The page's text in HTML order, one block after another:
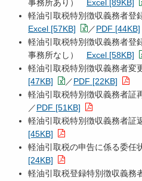
事務所あり） Excel [89KB]
軽油引取税特別徴収義務者
Excel [57KB]
／PDF [44KB]
軽油引取税特別徴収義務者登
事務所なし） Excel [58KB]
軽油引取税特別徴収義務者
[47KB]
／PDF [22KB]
軽油引取税特別徴収義務者証
／PDF [51KB]
軽油引取税特別徴収義務者証
[45KB]
軽油引取税の申告に係る委任
[24KB]
軽油引取税登録特別徴収義務